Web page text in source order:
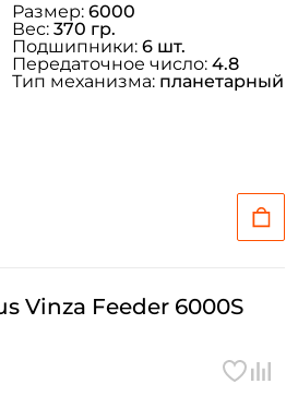
Размер: 6000
Вес: 370 гр.
Подшипники: 6 шт.
Передаточное число: 4.8
Тип механизма: планетарный
Vinza Feeder 6000S